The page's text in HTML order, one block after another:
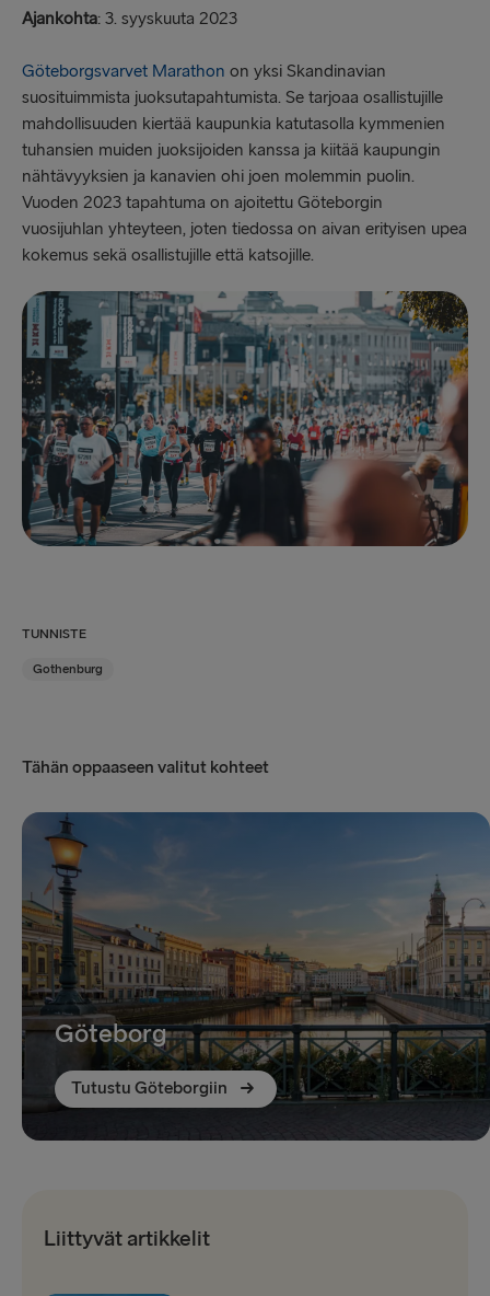
Ajankohta: 3. syyskuuta 2023
Göteborgsvarvet Marathon on yksi Skandinavian
suosituimmista juoksutapahtumista. Se tarjoaa osallistujille
mahdollisuuden kiertää kaupunkia katutasolla kymmenien
tuhansien muiden juoksijoiden kanssa ja kiitää kaupungin
nähtävyyksien ja kanavien ohi joen molemmin puolin.
Vuoden 2023 tapahtuma on ajoitettu Göteborgin
vuosijuhlan yhteyteen, joten tiedossa on aivan erityisen upea
kokemus sekä osallistujille että katsojille.
TUNNISTE
Gothenburg
Tähän oppaaseen valitut kohteet
Göteborg
Tutustu Göteborgiin
Liittyvät artikkelit